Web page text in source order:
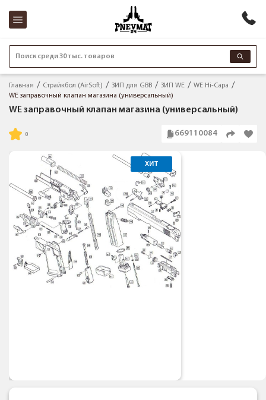
Поиск среди 30 тыс. товаров
Главная Страйкбол (AirSoft) ЗИП для GBB ЗИП WE
WE Hi-Capa
WE заправочный клапан магазина (универсальный)
WE заправочный клапан магазина (универсальный)
669110084
ХИТ